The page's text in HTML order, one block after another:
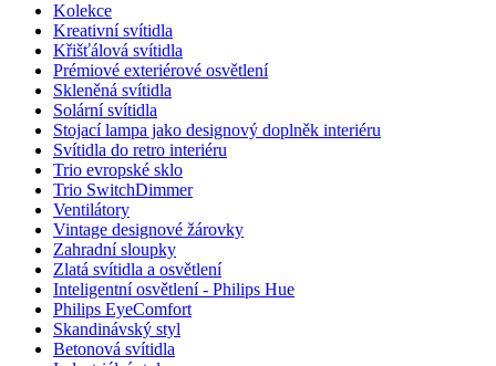
Kolekce
Kreativní svítidla
Křišťálová svítidla
Prémiové exteriérové osvětlení
Skleněná svítidla
Solární svítidla
Stojací lampa jako designový doplněk interiéru
Svítidla do retro interiéru
Trio evropské sklo
Trio SwitchDimmer
Ventilátory
Vintage designové žárovky
Zahradní sloupky
Zlatá svítidla a osvětlení
Inteligentní osvětlení - Philips Hue
Philips EyeComfort
Skandinávský styl
Betonová svítidla